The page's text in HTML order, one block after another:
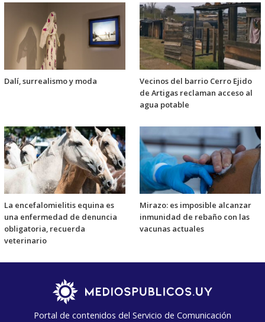
Dalí, surrealismo y moda
Vecinos del barrio Cerro Ejido
de Artigas reclaman acceso al
agua potable
La encefalomielitis equina es
una enfermedad de denuncia
obligatoria, recuerda
veterinario
Mirazo: es imposible alcanzar
inmunidad de rebaño con las
vacunas actuales
Portal de contenidos del Servicio de Comunicación